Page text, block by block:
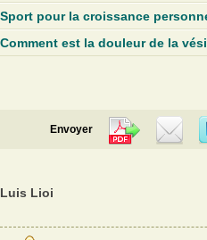
Sport pour la croissance
Comment est la douleur de la
Envoyer
Luis Lioi